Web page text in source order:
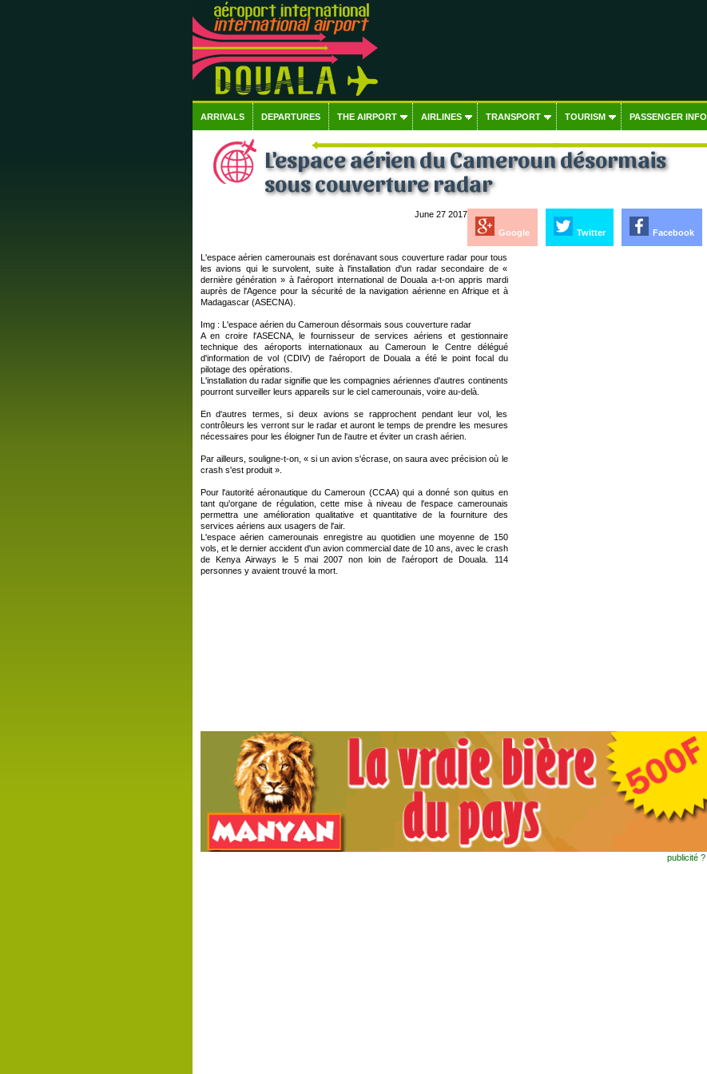
ARRIVALS DEPARTURES THE AIRPORT AIRLINES TRANSPORT TOURISM PASSENGER INFO
L'espace aérien du Cameroun désormais
sous couverture radar
Facebook
Twitter
Google
June 27 2017
L'espace aérien camerounais est dorénavant sous couverture radar pour tous
les avions qui le survolent, suite à l'installation d'un radar secondaire de «
dernière génération » à l'aéroport international de Douala a-t-on appris mardi
auprès de l'Agence pour la sécurité de la navigation aérienne en Afrique et à
Madagascar (ASECNA).
Img : L'espace aérien du Cameroun désormais sous couverture radar
A en croire l'ASECNA, le fournisseur de services aériens et gestionnaire
technique des aéroports internationaux au Cameroun le Centre délégué
d'information de vol (CDIV) de l'aéroport de Douala a été le point focal du
pilotage des opérations.
L'installation du radar signifie que les compagnies aériennes d'autres continents
pourront surveiller leurs appareils sur le ciel camerounais, voire au-delà.
En d'autres termes, si deux avions se rapprochent pendant leur vol, les
contrôleurs les verront sur le radar et auront le temps de prendre les mesures
nécessaires pour les éloigner l'un de l'autre et éviter un crash aérien.
Par ailleurs, souligne-t-on, « si un avion s'écrase, on saura avec précision où le
crash s'est produit ».
Pour l'autorité aéronautique du Cameroun (CCAA) qui a donné son quitus en
tant qu'organe de régulation, cette mise à niveau de l'espace camerounais
permettra une amélioration qualitative et quantitative de la fourniture des
services aériens aux usagers de l'air.
L'espace aérien camerounais enregistre au quotidien une moyenne de 150
vols, et le dernier accident d'un avion commercial date de 10 ans, avec le crash
de Kenya Airways le 5 mai 2007 non loin de l'aéroport de Douala. 114
personnes y avaient trouvé la mort.
publicité ?